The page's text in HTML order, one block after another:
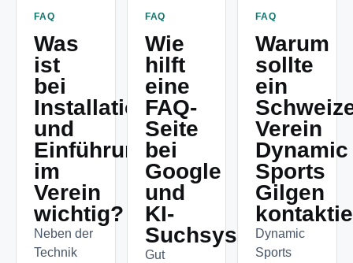
FAQ
Was
ist
bei
Installation
und
Einführung
im
Verein
wichtig?
Neben der
Technik
FAQ
Wie
hilft
eine
FAQ-
Seite
bei
Google
und
KI-
Suchsystemen?
Gut
FAQ
Warum
sollte
ein
Verein
Dynamic
Sports
Gilgen
Dynamic
Sports